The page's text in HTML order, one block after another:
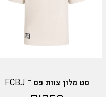
סט מלון צוות פס – FCBJ